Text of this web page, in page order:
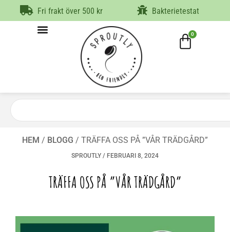
Fri frakt över 500 kr Bakterietestat
0
HEM / BLOGG / TRÄFFA OSS PÅ ”VÅR TRÄDGÅRD”
SPROUTLY / FEBRUARI 8, 2024
TRÄFFA OSS PÅ ”VÅR TRÄDGÅRD”